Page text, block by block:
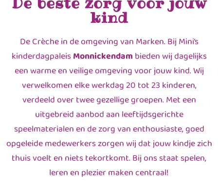
kind
De Crèche in de omgeving van Marken. Bij Mini’s
kinderdagpaleisMonnickendam bieden wij dagelijks
een warme en veilige omgeving voor jouw kind. Wij
verwelkomen elke werkdag 20 tot 23 kinderen,
verdeeld over twee gezellige groepen. Met een
uitgebreid aanbod aan leeftijdsgerichte
speelmaterialen en de zorg van enthousiaste, goed
opgeleide medewerkers zorgen wij dat jouw kindje zich
thuis voelt en niets tekortkomt. Bij ons staat spelen,
leren en plezier maken centraal!